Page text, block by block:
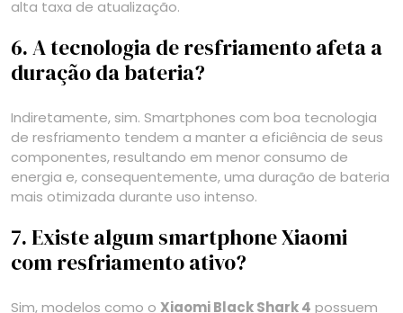
alta taxa de atualização.
6. A tecnologia de resfriamento afeta a
duração da bateria?
Indiretamente, sim. Smartphones com boa tecnologia
de resfriamento tendem a manter a eficiência de seus
componentes, resultando em menor consumo de
energia e, consequentemente, uma duração de bateria
mais otimizada durante uso intenso.
7. Existe algum smartphone Xiaomi
com resfriamento ativo?
Sim, modelos como o Xiaomi Black Shark 4 possuem